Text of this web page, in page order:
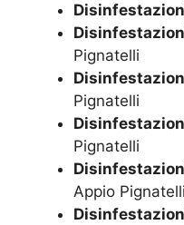
Pignatelli
Pignatelli
Pignatelli
Appio Pignatelli